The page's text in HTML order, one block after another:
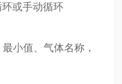
或手动循环
小值、气体名称，